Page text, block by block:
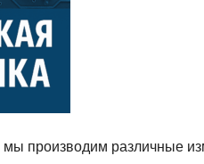
производим различные